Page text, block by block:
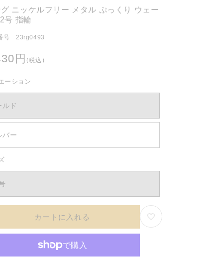
グ ニッケルフリー メタル ぷっくり ウェー
号 指輪
号 23rg0493
円 (税込)
ーション
ルド
バー
カートに入れる